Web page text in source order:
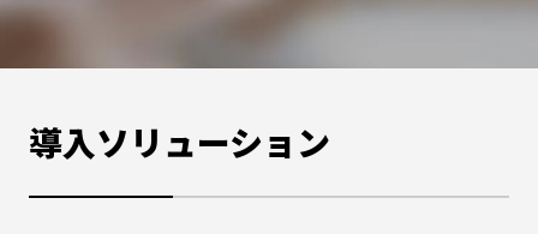
導入ソリューション